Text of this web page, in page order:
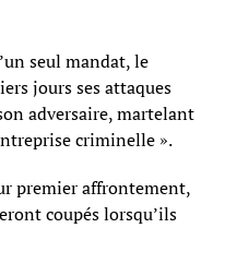
seul mandat, le
jours ses attaques
adversaire, martelant
criminelle ».
premier affrontement,
coupés lorsqu’ils